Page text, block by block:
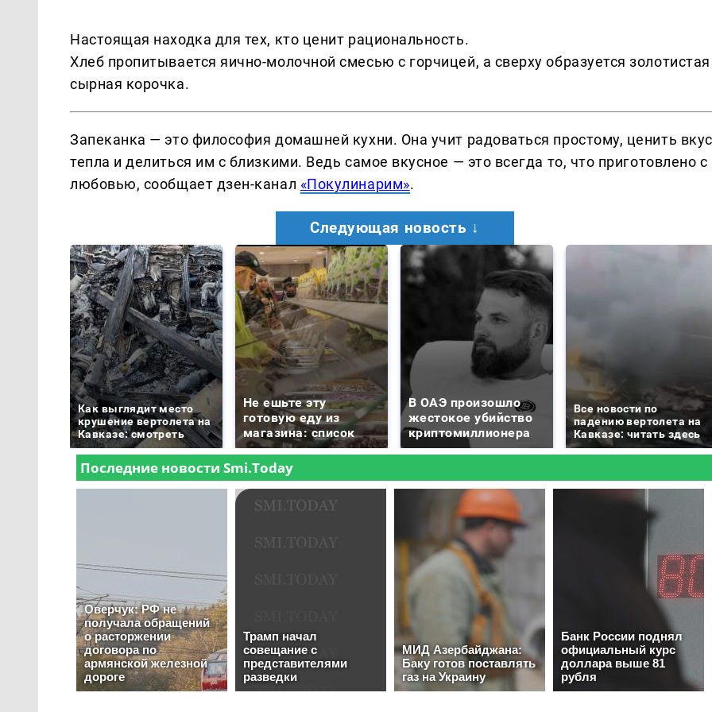
Настоящая находка для тех, кто ценит рациональность.
Хлеб пропитывается яично-молочной смесью с горчицей, а сверху образуется золотистая
сырная корочка.
Запеканка — это философия домашней кухни. Она учит радоваться простому, ценить вкус
тепла и делиться им с близкими. Ведь самое вкусное — это всегда то, что приготовлено с
любовью, сообщает дзен-канал «Покулинарим».
Следующая новость ↓
Как выглядит место
крушение вертолета на
Кавказе: смотреть
Не ешьте эту
готовую еду из
магазина: список
В ОАЭ произошло
жестокое убийство
криптомиллионера
Все новости по
падению вертолета на
Кавказе: читать здесь